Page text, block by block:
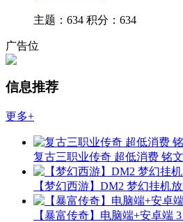
主题：634 积分：634
广告位
信息推荐
更多+
复古三职业传奇 超低消费 铭
【梦幻西游】DM2 梦幻挂机
【暴富传奇】电脑端+安卓端